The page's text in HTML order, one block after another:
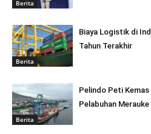
Berita
Berita
Biaya Logistik di
Tahun Terakhir
Berita
Pelindo Peti
Pelabuhan Merauke